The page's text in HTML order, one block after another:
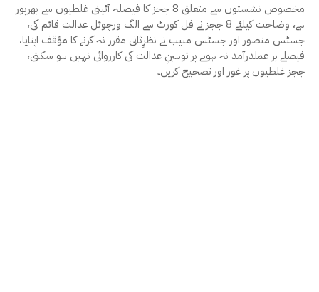
مخصوص نشستوں سے متعلق 8 ججز کا فیصلہ آئینی غلطیوں سے بھرپور
ہے، وضاحت کیلئے 8 ججز نے فل کورٹ سے الگ ورچوئل عدالت قائم کی،
جسٹس منصور اور جسٹس منیب نے نظرِثانی مقرر نہ کرنے کا مؤقف اپنایا،
فیصلے پر عملدرآمد نہ ہونے پر توہینِ عدالت کی کارروائی نہیں ہو سکتی،
ججز غلطیوں پر غور اور تصحیح کریں۔